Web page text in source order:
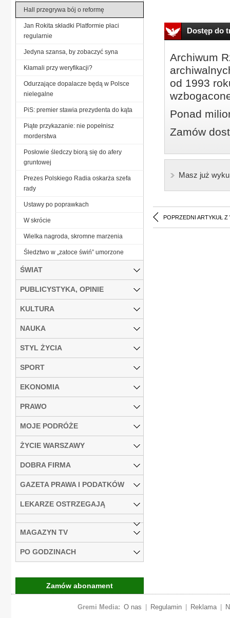
Dostęp do
Archiwum
od 1993
Ponad
Zamów
Masz już
POPRZEDNI ARTYKUŁ Z
Hall przegrywa bój o reformę
Jan Rokita składki Platformie płaci
regularnie
Jedyna szansa, by zobaczyć syna
Kłamali przy weryfikacji?
Odurzające dopalacze będą w Polsce
nielegalne
PiS: premier stawia prezydenta do kąta
Piąte przykazanie: nie popełnisz
morderstwa
Posłowie śledczy biorą się do afery
gruntowej
Prezes Polskiego Radia oskarża szefa
rady
Ustawy po poprawkach
W skrócie
Wielka nagroda, skromne marzenia
Śledztwo w „zatoce świń” umorzone
ŚWIAT
PUBLICYSTYKA, OPINIE
KULTURA
NAUKA
STYL ŻYCIA
SPORT
EKONOMIA
PRAWO
MOJE PODRÓŻE
ŻYCIE WARSZAWY
DOBRA FIRMA
GAZETA PRAWA I PODATKÓW
LEKARZE OSTRZEGAJĄ
MAGAZYN TV
PO GODZINACH
Zamów abonament
Gremi Media: O nas Regulamin Reklama